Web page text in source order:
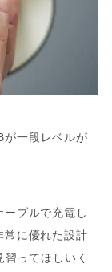
一段レベルが
ブルで充電し
常に優れた設計
ってほしいく